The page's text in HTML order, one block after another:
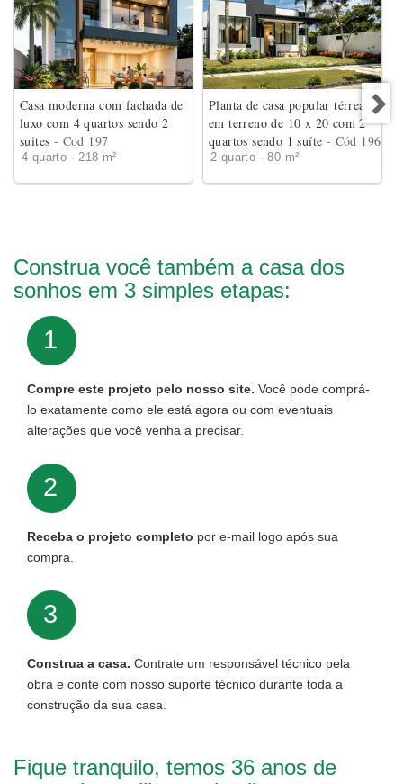
Casa moderna com fachada de
luxo com 4 quartos sendo 2
suites - Cod 197
4 quarto · 218 m²
Planta de casa popular térrea
em terreno de 10 x 20 com 2
quartos sendo 1 suíte - Cód 196
2 quarto · 80 m²
Construa você também a casa dos
sonhos em 3 simples etapas:
1
Compre este projeto pelo nosso site. Você pode comprá-
lo exatamente como ele está agora ou com eventuais
alterações que você venha a precisar.
2
Receba o projeto completo por e-mail logo após sua
compra.
3
Construa a casa. Contrate um responsável técnico pela
obra e conte com nosso suporte técnico durante toda a
construção da sua casa.
Fique tranquilo, temos 36 anos de